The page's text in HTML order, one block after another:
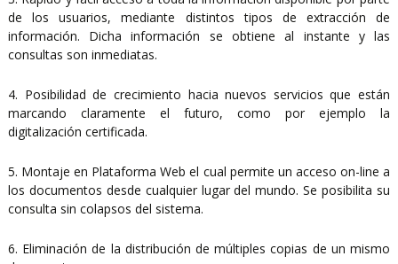
de los usuarios, mediante distintos tipos de extracción de
información. Dicha información se obtiene al instante y las
consultas son inmediatas.
4. Posibilidad de crecimiento hacia nuevos servicios que están
marcando claramente el futuro, como por ejemplo la
digitalización certificada.
5. Montaje en Plataforma Web el cual permite un acceso on-line a
los documentos desde cualquier lugar del mundo. Se posibilita su
consulta sin colapsos del sistema.
6. Eliminación de la distribución de múltiples copias de un mismo